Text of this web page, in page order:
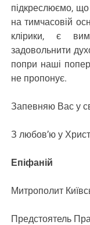
підкреслюємо, що
на тимчасовій
клірики, є
задовольнити
попри наші
не пропонує.
Запевняю Вас у
З любов’ю у
Епіфаній
Митрополит
Предстоятель